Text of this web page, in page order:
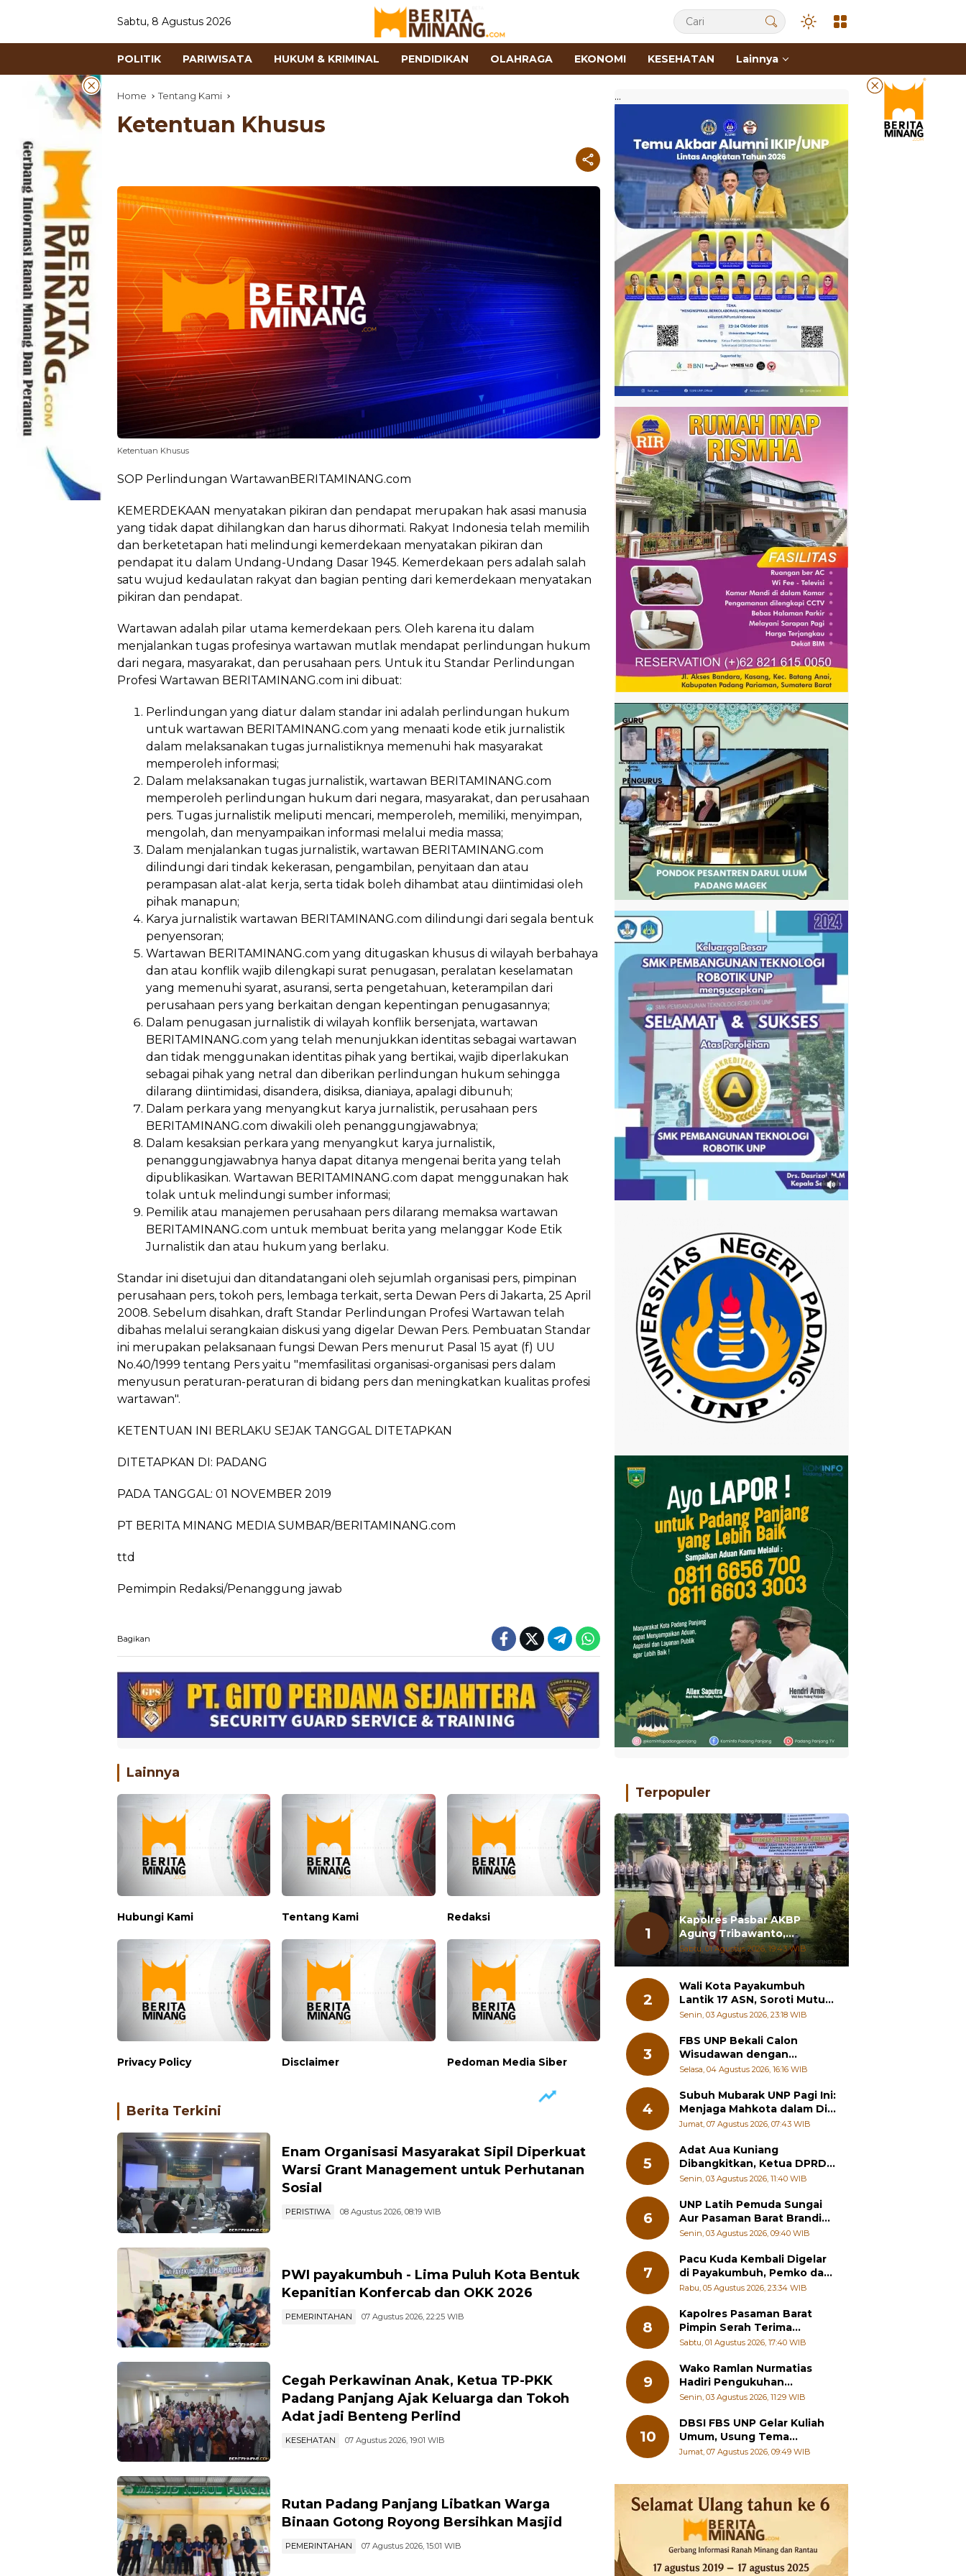
Sabtu, 8 Agustus 2026
POLITIK PARIWISATA HUKUM & KRIMINAL PENDIDIKAN OLAHRAGA EKONOMI KESEHATAN Lainnya
Home Tentang Kami
Ketentuan Khusus
Ketentuan Khusus
SOP Perlindungan WartawanBERITAMINANG.com
KEMERDEKAAN menyatakan pikiran dan pendapat merupakan hak asasi manusia
yang tidak dapat dihilangkan dan harus dihormati. Rakyat Indonesia telah memilih
dan berketetapan hati melindungi kemerdekaan menyatakan pikiran dan
pendapat itu dalam Undang-Undang Dasar 1945. Kemerdekaan pers adalah salah
satu wujud kedaulatan rakyat dan bagian penting dari kemerdekaan menyatakan
pikiran dan pendapat.
Wartawan adalah pilar utama kemerdekaan pers. Oleh karena itu dalam
menjalankan tugas profesinya wartawan mutlak mendapat perlindungan hukum
dari negara, masyarakat, dan perusahaan pers. Untuk itu Standar Perlindungan
Profesi Wartawan BERITAMINANG.com ini dibuat:
Perlindungan yang diatur dalam standar ini adalah perlindungan hukum
untuk wartawan BERITAMINANG.com yang menaati kode etik jurnalistik
dalam melaksanakan tugas jurnalistiknya memenuhi hak masyarakat
memperoleh informasi;
Dalam melaksanakan tugas jurnalistik, wartawan BERITAMINANG.com
memperoleh perlindungan hukum dari negara, masyarakat, dan perusahaan
pers. Tugas jurnalistik meliputi mencari, memperoleh, memiliki, menyimpan,
mengolah, dan menyampaikan informasi melalui media massa;
Dalam menjalankan tugas jurnalistik, wartawan BERITAMINANG.com
dilindungi dari tindak kekerasan, pengambilan, penyitaan dan atau
perampasan alat-alat kerja, serta tidak boleh dihambat atau diintimidasi oleh
pihak manapun;
Karya jurnalistik wartawan BERITAMINANG.com dilindungi dari segala bentuk
penyensoran;
Wartawan BERITAMINANG.com yang ditugaskan khusus di wilayah berbahaya
dan atau konflik wajib dilengkapi surat penugasan, peralatan keselamatan
yang memenuhi syarat, asuransi, serta pengetahuan, keterampilan dari
perusahaan pers yang berkaitan dengan kepentingan penugasannya;
Dalam penugasan jurnalistik di wilayah konflik bersenjata, wartawan
BERITAMINANG.com yang telah menunjukkan identitas sebagai wartawan
dan tidak menggunakan identitas pihak yang bertikai, wajib diperlakukan
sebagai pihak yang netral dan diberikan perlindungan hukum sehingga
dilarang diintimidasi, disandera, disiksa, dianiaya, apalagi dibunuh;
Dalam perkara yang menyangkut karya jurnalistik, perusahaan pers
BERITAMINANG.com diwakili oleh penanggungjawabnya;
Dalam kesaksian perkara yang menyangkut karya jurnalistik,
penanggungjawabnya hanya dapat ditanya mengenai berita yang telah
dipublikasikan. Wartawan BERITAMINANG.com dapat menggunakan hak
tolak untuk melindungi sumber informasi;
Pemilik atau manajemen perusahaan pers dilarang memaksa wartawan
BERITAMINANG.com untuk membuat berita yang melanggar Kode Etik
Jurnalistik dan atau hukum yang berlaku.
Standar ini disetujui dan ditandatangani oleh sejumlah organisasi pers, pimpinan
perusahaan pers, tokoh pers, lembaga terkait, serta Dewan Pers di Jakarta, 25 April
2008. Sebelum disahkan, draft Standar Perlindungan Profesi Wartawan telah
dibahas melalui serangkaian diskusi yang digelar Dewan Pers. Pembuatan Standar
ini merupakan pelaksanaan fungsi Dewan Pers menurut Pasal 15 ayat (f) UU
No.40/1999 tentang Pers yaitu "memfasilitasi organisasi-organisasi pers dalam
menyusun peraturan-peraturan di bidang pers dan meningkatkan kualitas profesi
wartawan".
KETENTUAN INI BERLAKU SEJAK TANGGAL DITETAPKAN
DITETAPKAN DI: PADANG
PADA TANGGAL: 01 NOVEMBER 2019
PT BERITA MINANG MEDIA SUMBAR/BERITAMINANG.com
ttd
Pemimpin Redaksi/Penanggung jawab
Bagikan
Lainnya
Hubungi Kami Tentang Kami Redaksi
Privacy Policy Disclaimer Pedoman Media Siber
Berita Terkini
Enam Organisasi Masyarakat Sipil Diperkuat
Warsi Grant Management untuk Perhutanan
Sosial
PERISTIWA 08 Agustus 2026, 08:19 WIB
PWI payakumbuh - Lima Puluh Kota Bentuk
Kepanitian Konfercab dan OKK 2026
PEMERINTAHAN 07 Agustus 2026, 22:25 WIB
Cegah Perkawinan Anak, Ketua TP-PKK
Padang Panjang Ajak Keluarga dan Tokoh
Adat jadi Benteng Perlind
KESEHATAN 07 Agustus 2026, 19:01 WIB
Rutan Padang Panjang Libatkan Warga
Binaan Gotong Royong Bersihkan Masjid
PEMERINTAHAN 07 Agustus 2026, 15:01 WIB
...
Terpopuler
1
Kapolres Pasbar AKBP
Agung Tribawanto,
Tekankan Peningkatan
Pelayanan dan Sinergi
Sabtu, 01 Agustus 2026, 19:43 WIB
2
Wali Kota Payakumbuh
Lantik 17 ASN, Soroti Mutu
Sekolah hingga Pelayanan
Senin, 03 Agustus 2026, 23:18 WIB
3
FBS UNP Bekali Calon
Wisudawan dengan
Wawasan Karier Global dan
Selasa, 04 Agustus 2026, 16:16 WIB
4
Subuh Mubarak UNP Pagi Ini:
Menjaga Mahkota dalam Diri
Manusia
Jumat, 07 Agustus 2026, 07:43 WIB
5
Adat Aua Kuniang
Dibangkitkan, Ketua DPRD
Payakumbuh: Jangan
Hilang Jati Diri
Senin, 03 Agustus 2026, 11:40 WIB
6
UNP Latih Pemuda Sungai
Aur Pasaman Barat Branding
Wisata Beringin
Senin, 03 Agustus 2026, 09:40 WIB
7
Pacu Kuda Kembali Digelar
di Payakumbuh, Pemko dan
Pordasi Kebut Persiapan!
Rabu, 05 Agustus 2026, 23:34 WIB
8
Kapolres Pasaman Barat
Pimpin Serah Terima
Jabatan PJU Polres dan
Sabtu, 01 Agustus 2026, 17:40 WIB
9
Wako Ramlan Nurmatias
Hadiri Pengukuhan
Pengurus MUS-KB Serta
Senin, 03 Agustus 2026, 11:29 WIB
10
DBSI FBS UNP Gelar Kuliah
Umum, Usung Tema
Perkembangan Mutakhir
Jumat, 07 Agustus 2026, 09:49 WIB